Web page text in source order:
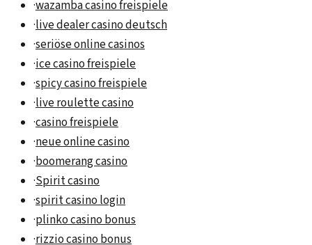
·wazamba casino freispiele
·live dealer casino deutsch
·seriöse online casinos
·ice casino freispiele
·spicy casino freispiele
·live roulette casino
·casino freispiele
·neue online casino
·boomerang casino
·Spirit casino
·spirit casino login
·plinko casino bonus
·rizzio casino bonus